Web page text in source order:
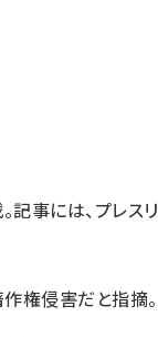
記事には、プレスリ
権侵害だと指摘。